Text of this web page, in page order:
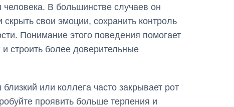
человека. В большинстве случаев он
скрыть свои эмоции, сохранить контроль
Понимание этого поведения помогает
строить более доверительные
или коллега часто закрывает рот
проявить больше терпения и